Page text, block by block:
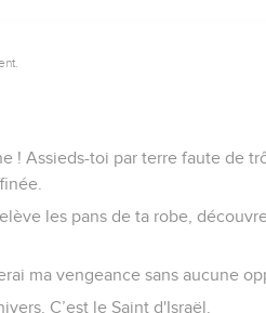
! Assieds-toi par terre faute de
les pans de ta robe,
ma vengeance sans aucune
C’est le Saint d'Israël.